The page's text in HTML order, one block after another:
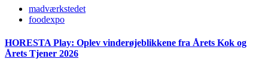
madværkstedet
foodexpo
HORESTA Play: Oplev vinderøjeblikkene fra Årets Kok og
Årets Tjener 2026